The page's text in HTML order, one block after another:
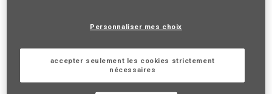
patrimoine.
Parce que devenir
indépendantchez AXA ne signifie pas
exercer un métier seul, vous pourrez combinerliberté d'action
Personnaliser mes choix
accepter seulement les cookies strictement
nécessaires